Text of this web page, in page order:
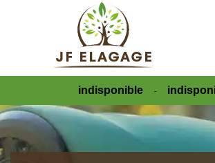
indisponible -